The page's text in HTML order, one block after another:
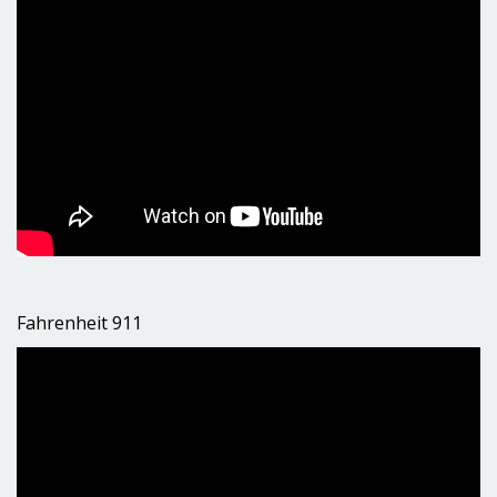
Fahrenheit 911